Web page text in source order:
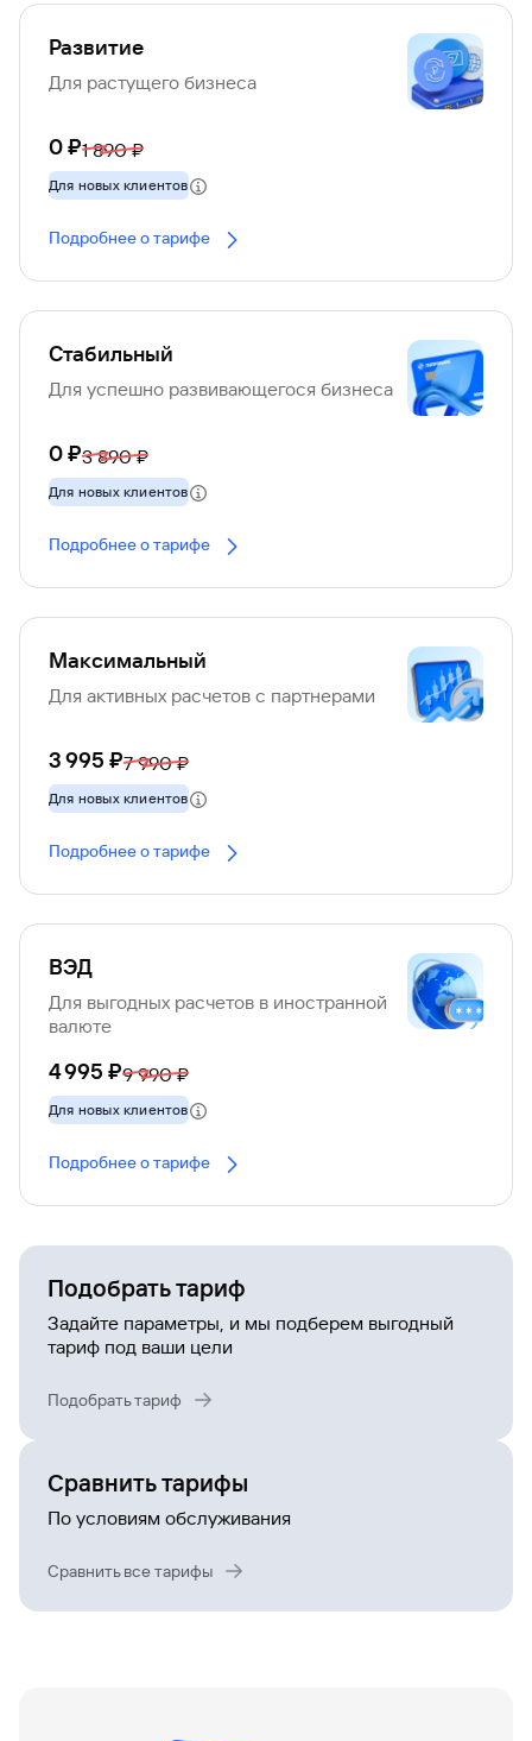
Развитие
Для растущего бизнеса
0 ₽1 890 ₽
Для новых клиентов
Подробнее о тарифе
Стабильный
Для успешно развивающегося бизнеса
0 ₽3 890 ₽
Для новых клиентов
Подробнее о тарифе
Максимальный
Для активных расчетов с партнерами
3 995 ₽7 990 ₽
Для новых клиентов
Подробнее о тарифе
ВЭД
Для выгодных расчетов в иностранной
валюте
4 995 ₽9 990 ₽
Для новых клиентов
Подробнее о тарифе
Подобрать тариф
Задайте параметры, и мы подберем выгодный
тариф под ваши цели
Подобрать тариф
Сравнить тарифы
По условиям обслуживания
Сравнить все тарифы
* В произвольной форме, по форме банка или